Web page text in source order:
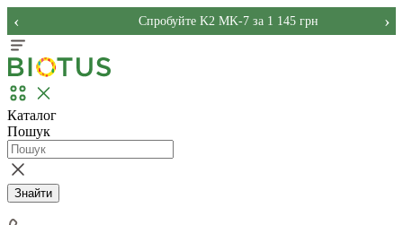
Спробуйте K2 MK-7 за 1 145 грн
‹ ›
Каталог
Пошук
Знайти